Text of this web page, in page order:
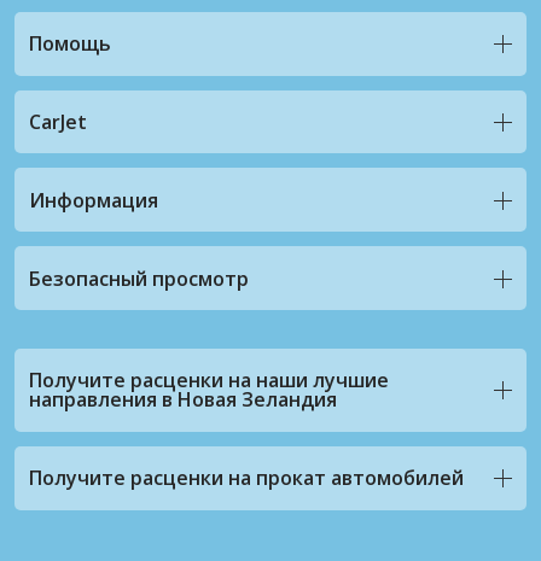
Помощь
CarJet
Информация
Безопасный просмотр
Получите расценки на наши лучшие
направления в Новая Зеландия
Получите расценки на прокат автомобилей